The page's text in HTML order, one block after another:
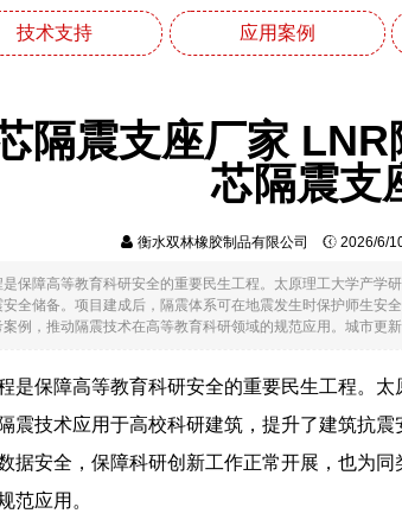
技术支持 应用案例
隔震支座厂家
芯隔震支
衡水双林橡胶制品有限公司 2026/6/
保障高等教育科研安全的重要民生工程。太原理工大学产学
全储备。项目建成后，隔震体系可在地震发生时保护师生安
例，推动隔震技术在高等教育科研领域的规范应用。城市更
是保障高等教育科研安全的重要民生工程。
震技术应用于高校科研建筑，提升了建筑抗
据安全，保障科研创新工作正常开展，也为
范应用。